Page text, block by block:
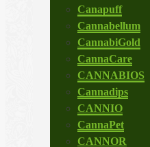
Canapuff
Cannabellum
CannabiGold
CannaCare
CANNABIOS
Cannadips
CANNIO
CannaPet
CANNOR